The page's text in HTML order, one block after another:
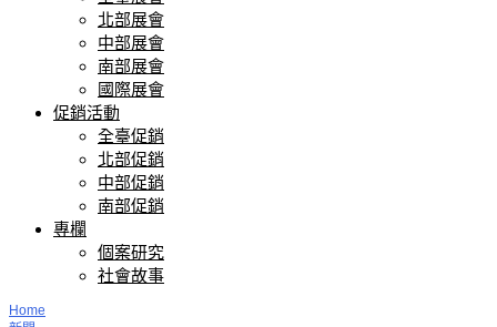
北部展會
中部展會
南部展會
國際展會
促銷活動
全臺促銷
北部促銷
中部促銷
南部促銷
專欄
個案研究
社會故事
Home